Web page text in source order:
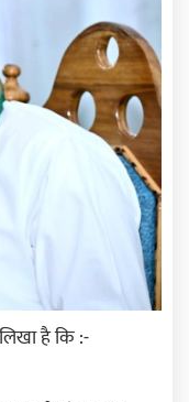
है कि :-